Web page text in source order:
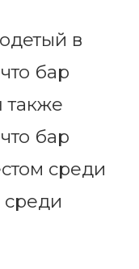
в
бар
также
бар
среди